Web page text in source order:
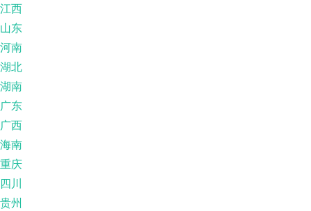
江西
山东
河南
湖北
湖南
广东
广西
海南
重庆
四川
贵州